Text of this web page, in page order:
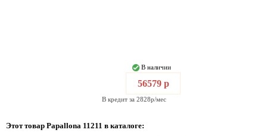
В наличии
56579 р
В кредит за 2828р/мес
Этот товар Papallona 11211 в каталоге: